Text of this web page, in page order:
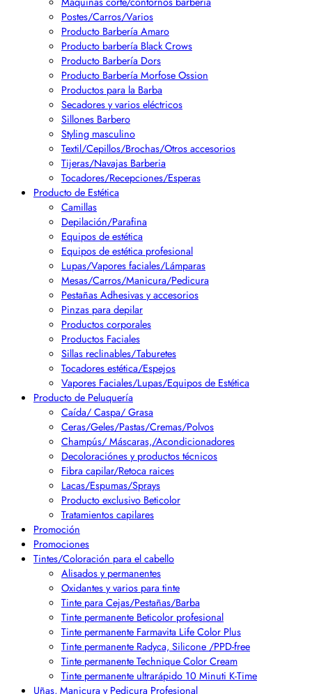
Postes/Carros/Varios
Producto Barbería Amaro
Producto barbería Black Crows
Producto Barbería Dors
Producto Barbería Morfose Ossion
Productos para la Barba
Secadores y varios eléctricos
Sillones Barbero
Styling masculino
Textil/Cepillos/Brochas/Otros accesorios
Tijeras/Navajas Barberia
Tocadores/Recepciones/Esperas
Producto de Estética
Camillas
Depilación/Parafina
Equipos de estética
Equipos de estética profesional
Lupas/Vapores faciales/Lámparas
Mesas/Carros/Manicura/Pedicura
Pestañas Adhesivas y accesorios
Pinzas para depilar
Productos corporales
Productos Faciales
Sillas reclinables/Taburetes
Tocadores estética/Espejos
Vapores Faciales/Lupas/Equipos de Estética
Producto de Peluquería
Caída/ Caspa/ Grasa
Ceras/Geles/Pastas/Cremas/Polvos
Champús/ Máscaras,/Acondicionadores
Decoloraciónes y productos técnicos
Fibra capilar/Retoca raices
Lacas/Espumas/Sprays
Producto exclusivo Beticolor
Tratamientos capilares
Promoción
Promociones
Tintes/Coloración para el cabello
Alisados y permanentes
Oxidantes y varios para tinte
Tinte para Cejas/Pestañas/Barba
Tinte permanente Beticolor profesional
Tinte permanente Farmavita Life Color Plus
Tinte permanente Radyca, Silicone /PPD-free
Tinte permanente Technique Color Cream
Tinte permanente ultrarápido 10 Minuti K-Time
Uñas, Manicura y Pedicura Profesional